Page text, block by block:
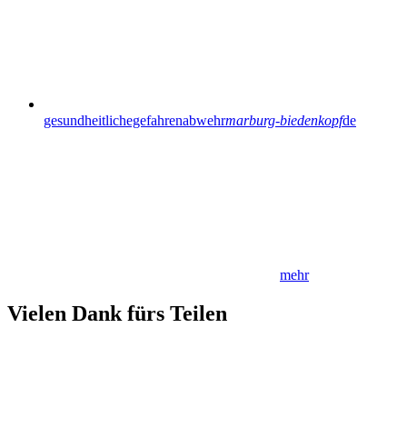
gesundheitlichegefahrenabwehrmarburg-biedenkopfde
mehr
Vielen Dank fürs Teilen